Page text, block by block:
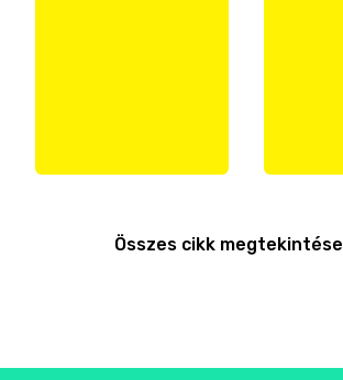
Összes cikk megtekintése